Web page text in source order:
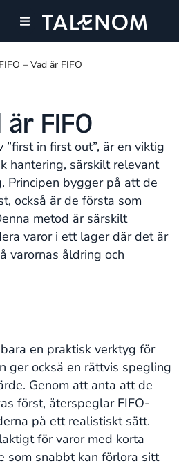
FIFO – Vad är FIFO
är FIFO
”first in first out”, är en viktig
hantering, särskilt relevant
Principen bygger på att de
också är de första som
metod är särskilt
varor i ett lager där det är
varornas åldring och
en praktisk verktyg för
ger också en rättvis spegling
Genom att anta att de
först, återspeglar FIFO-
på ett realistiskt sätt.
för varor med korta
som snabbt kan förlora sitt